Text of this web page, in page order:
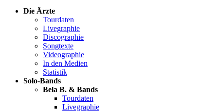
Die Ärzte
Tourdaten
Livegraphie
Discographie
Songtexte
Videographie
In den Medien
Statistik
Solo-Bands
Bela B. & Bands
Tourdaten
Livegraphie